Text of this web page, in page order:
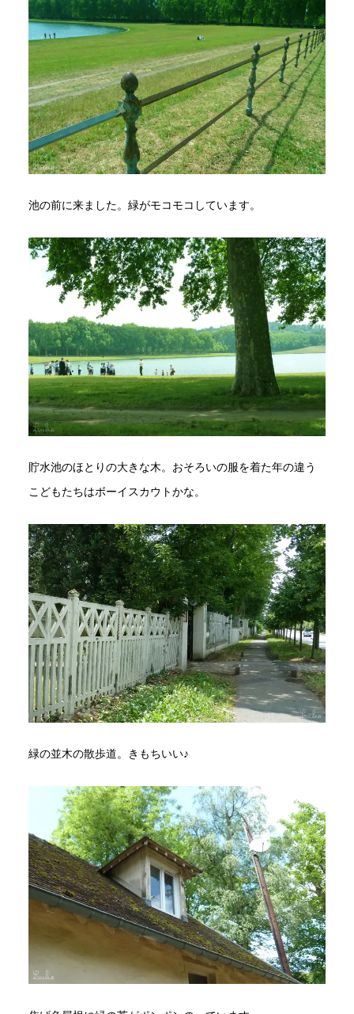
池の前に来ました。緑がモコモコしています。
貯水池のほとりの大きな木。おそろいの服を着た年の違う
こどもたちはボーイスカウトかな。
緑の並木の散歩道。きもちいい♪